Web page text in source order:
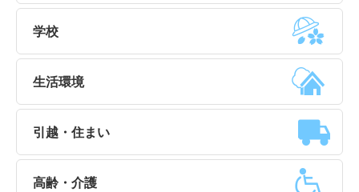
学校
生活環境
引越・住まい
高齢・介護